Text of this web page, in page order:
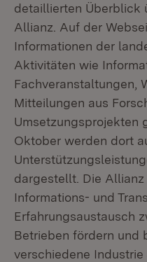
detaillierten Überblick
Allianz. Auf der
Informationen der
Aktivitäten wie
Fachveranstaltungen,
Mitteilungen aus
Umsetzungsprojekten
Oktober werden dort
dargestellt. Die
Informations- und
Erfahrungsaustausch
Betrieben fördern und
verschiedene